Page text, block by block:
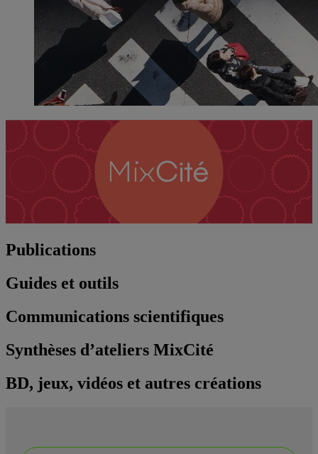
Publications
Guides et outils
Communications scientifiques
Synthèses d’ateliers MixCité
BD, jeux, vidéos et autres créations